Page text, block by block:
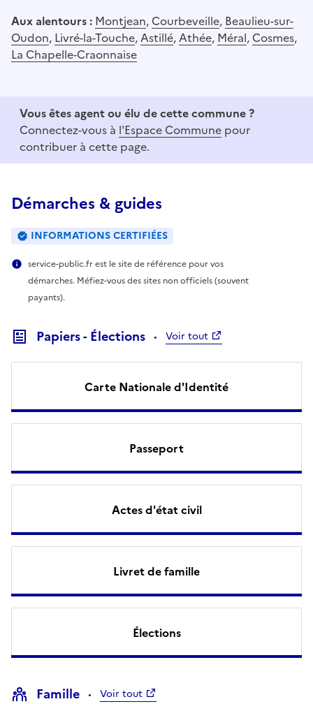
Aux alentours : Montjean, Courbeveille, Beaulieu-sur-
Oudon, Livré-la-Touche,Astillé,Athée, Méral, Cosmes,
La Chapelle-Craonnaise
Vous êtes agent ou élu de cette commune ?
Connectez-vous à l'Espace Commune pour
contribuer à cette page.
Démarches & guides
INFORMATIONS CERTIFIÉES
service-public.fr est le site de référence pour vos
démarches. Méfiez-vous des sites non officiels (souvent
payants).
Papiers - Élections Voir tout
Carte Nationale d'Identité
Passeport
Actes d'état civil
Livret de famille
Élections
Famille Voir tout